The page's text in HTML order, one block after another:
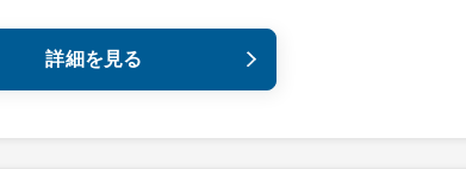
詳細を見る